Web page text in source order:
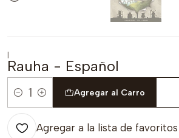
|
Rauha - Español
Cantidad
Agregar al Carro
Agregar a la lista de favoritos